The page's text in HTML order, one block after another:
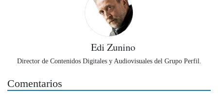
Edi Zunino
Director de Contenidos Digitales y Audiovisuales del Grupo Perfil.
Comentarios